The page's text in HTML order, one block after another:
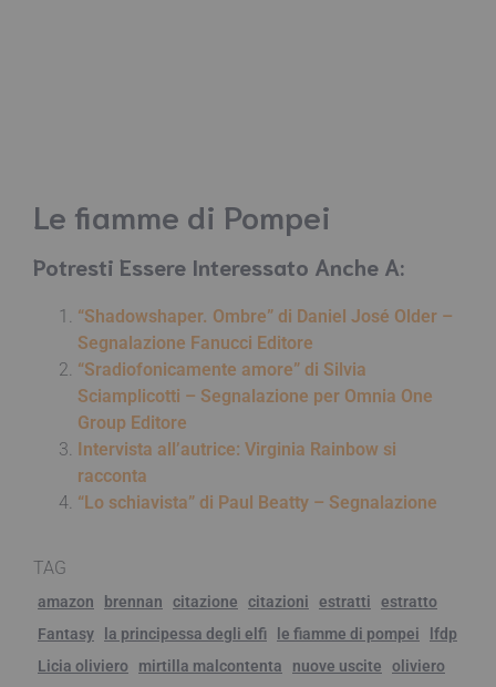
Le fiamme di Pompei
Potresti Essere Interessato Anche A:
“Shadowshaper. Ombre” di Daniel José Older –
Segnalazione Fanucci Editore
“Sradiofonicamente amore” di Silvia
Sciamplicotti – Segnalazione per Omnia One
Group Editore
Intervista all’autrice: Virginia Rainbow si
racconta
“Lo schiavista” di Paul Beatty – Segnalazione
TAG
amazon brennan citazione citazioni estratti
estratto
Fantasy
la principessa degli elfi le fiamme di pompei
lfdp
Licia oliviero
mirtilla malcontenta nuove uscite
oliviero